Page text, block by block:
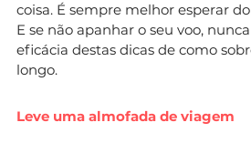
coisa. É sempre melhor esperar
E se não apanhar o seu voo,
eficácia destas dicas de como
longo.
Leve uma almofada de viagem